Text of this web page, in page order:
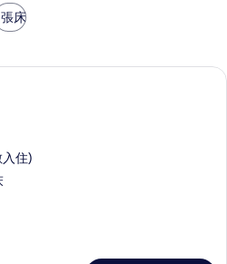
張床
行政雙床房, 多張床 | 客廳 | 47 吋平面
住)